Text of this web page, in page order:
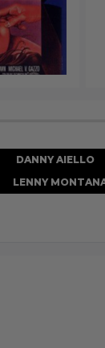
DANNY AIELLO
LENNY